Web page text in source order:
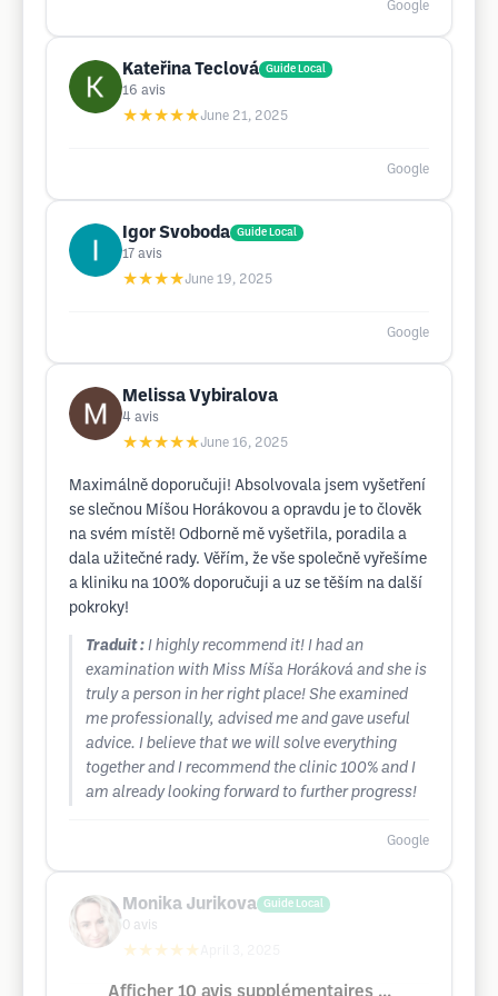
Google
Kateřina Teclová Guide Local
16 avis
★★★★★June 21, 2025
Google
Igor Svoboda Guide Local
17 avis
★★★★June 19, 2025
Google
Melissa Vybiralova
4 avis
★★★★★June 16, 2025
Maximálně doporučuji! Absolvovala jsem vyšetření
se slečnou Míšou Horákovou a opravdu je to člověk
na svém místě! Odborně mě vyšetřila, poradila a
dala užitečné rady. Věřím, že vše společně vyřešíme
a kliniku na 100% doporučuji a uz se těším na další
pokroky!
Traduit : I highly recommend it! I had an
examination with Miss Míša Horáková and she is
truly a person in her right place! She examined
me professionally, advised me and gave useful
advice. I believe that we will solve everything
together and I recommend the clinic 100% and I
am already looking forward to further progress!
Google
Monika Jurikova Guide Local
avis
★★★★★
Afficher 10 avis supplémentaires ...